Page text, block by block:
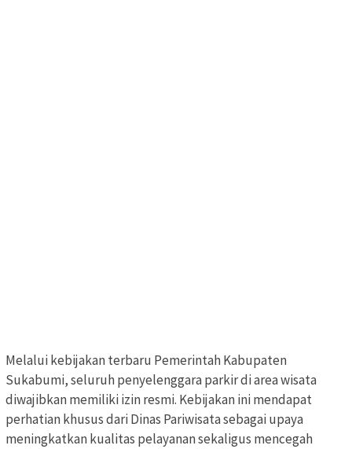
Melalui kebijakan terbaru Pemerintah Kabupaten
Sukabumi, seluruh penyelenggara parkir di area wisata
diwajibkan memiliki izin resmi. Kebijakan ini mendapat
perhatian khusus dari Dinas Pariwisata sebagai upaya
meningkatkan kualitas pelayanan sekaligus mencegah